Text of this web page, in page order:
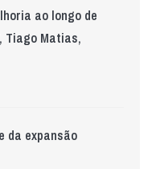
ao longo de
Tiago Matias,
da expansão